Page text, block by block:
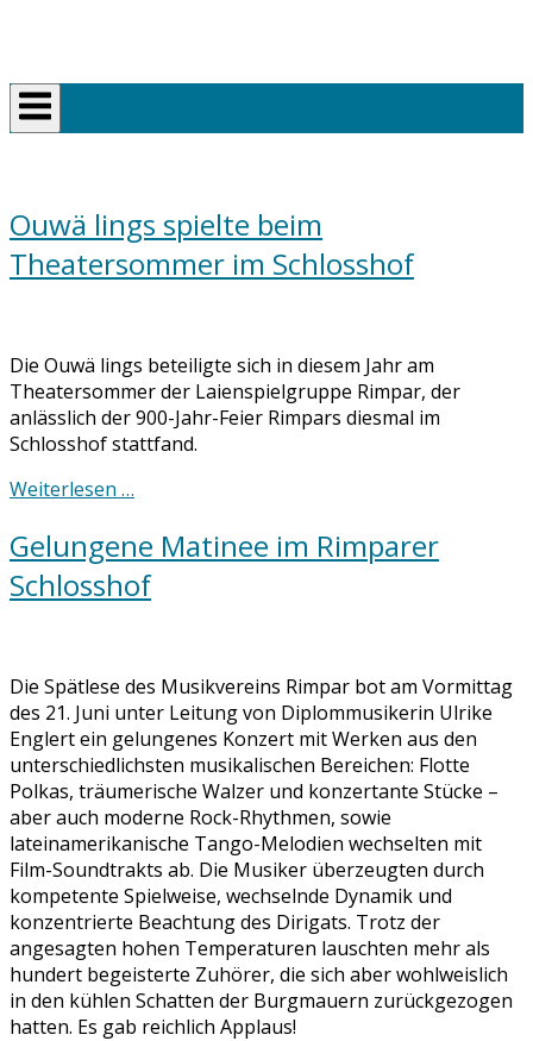
Ouwä lings spielte beim
Theatersommer im Schlosshof
Die Ouwä lings beteiligte sich in diesem Jahr am
Theatersommer der Laienspielgruppe Rimpar, der
anlässlich der 900-Jahr-Feier Rimpars diesmal im
Schlosshof stattfand.
Weiterlesen …
Gelungene Matinee im Rimparer
Schlosshof
Die Spätlese des Musikvereins Rimpar bot am Vormittag
des 21. Juni unter Leitung von Diplommusikerin Ulrike
Englert ein gelungenes Konzert mit Werken aus den
unterschiedlichsten musikalischen Bereichen: Flotte
Polkas, träumerische Walzer und konzertante Stücke –
aber auch moderne Rock-Rhythmen, sowie
lateinamerikanische Tango-Melodien wechselten mit
Film-Soundtrakts ab. Die Musiker überzeugten durch
kompetente Spielweise, wechselnde Dynamik und
konzentrierte Beachtung des Dirigats. Trotz der
angesagten hohen Temperaturen lauschten mehr als
hundert begeisterte Zuhörer, die sich aber wohlweislich
in den kühlen Schatten der Burgmauern zurückgezogen
hatten. Es gab reichlich Applaus!